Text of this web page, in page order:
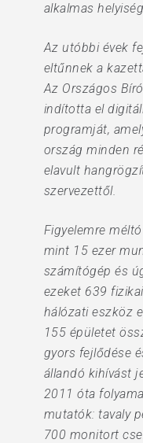
alkalmas
Az utóbbi évek
eltűnnek a
Az Országos
indította el
programját,
ország minden
elavult
szervezettől.
Figyelemre
mint 15 ezer
számítógép és
ezeket 639
hálózati eszköz
155 épületet
gyors fejlődése
állandó kihívást
2011 óta
mutatók: tavaly
700 monitort